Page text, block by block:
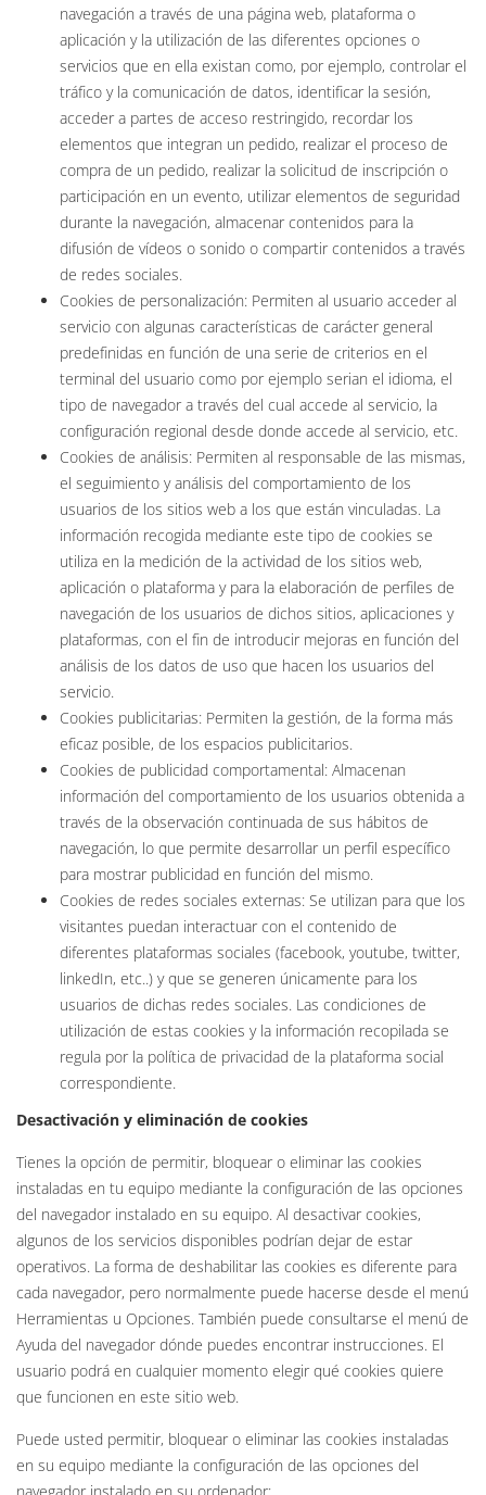
navegación a través de una página web, plataforma o
aplicación y la utilización de las diferentes opciones o
servicios que en ella existan como, por ejemplo, controlar el
tráfico y la comunicación de datos, identificar la sesión,
acceder a partes de acceso restringido, recordar los
elementos que integran un pedido, realizar el proceso de
compra de un pedido, realizar la solicitud de inscripción o
participación en un evento, utilizar elementos de seguridad
durante la navegación, almacenar contenidos para la
difusión de vídeos o sonido o compartir contenidos a través
de redes sociales.
Cookies de personalización: Permiten al usuario acceder al
servicio con algunas características de carácter general
predefinidas en función de una serie de criterios en el
terminal del usuario como por ejemplo serian el idioma, el
tipo de navegador a través del cual accede al servicio, la
configuración regional desde donde accede al servicio, etc.
Cookies de análisis: Permiten al responsable de las mismas,
el seguimiento y análisis del comportamiento de los
usuarios de los sitios web a los que están vinculadas. La
información recogida mediante este tipo de cookies se
utiliza en la medición de la actividad de los sitios web,
aplicación o plataforma y para la elaboración de perfiles de
navegación de los usuarios de dichos sitios, aplicaciones y
plataformas, con el fin de introducir mejoras en función del
análisis de los datos de uso que hacen los usuarios del
servicio.
Cookies publicitarias: Permiten la gestión, de la forma más
eficaz posible, de los espacios publicitarios.
Cookies de publicidad comportamental: Almacenan
información del comportamiento de los usuarios obtenida a
través de la observación continuada de sus hábitos de
navegación, lo que permite desarrollar un perfil específico
para mostrar publicidad en función del mismo.
Cookies de redes sociales externas: Se utilizan para que los
visitantes puedan interactuar con el contenido de
diferentes plataformas sociales (facebook, youtube, twitter,
linkedIn, etc..) y que se generen únicamente para los
usuarios de dichas redes sociales. Las condiciones de
utilización de estas cookies y la información recopilada se
regula por la política de privacidad de la plataforma social
correspondiente.
Desactivación y eliminación de cookies
Tienes la opción de permitir, bloquear o eliminar las cookies
instaladas en tu equipo mediante la configuración de las opciones
del navegador instalado en su equipo. Al desactivar cookies,
algunos de los servicios disponibles podrían dejar de estar
operativos. La forma de deshabilitar las cookies es diferente para
cada navegador, pero normalmente puede hacerse desde el menú
Herramientas u Opciones. También puede consultarse el menú de
Ayuda del navegador dónde puedes encontrar instrucciones. El
usuario podrá en cualquier momento elegir qué cookies quiere
que funcionen en este sitio web.
Puede usted permitir, bloquear o eliminar las cookies instaladas
en su equipo mediante la configuración de las opciones del